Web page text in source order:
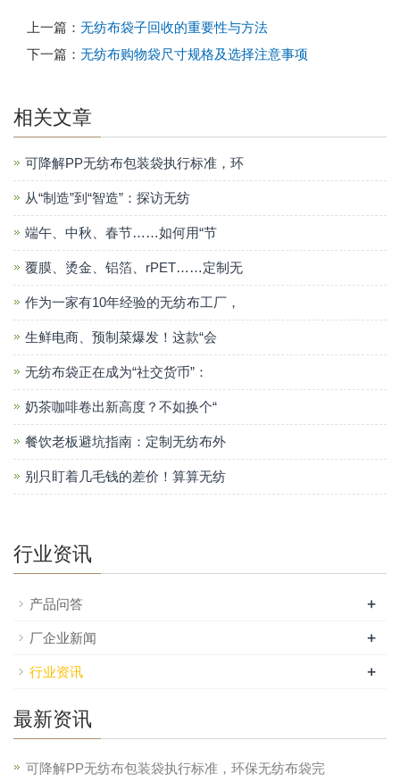
上一篇： 无纺布袋子回收的重要性与方法
下一篇： 无纺布购物袋尺寸规格及选择注意事项
相关文章
可降解PP无纺布包装袋执行标准，环
从“制造”到“智造”：探访无纺
端午、中秋、春节……如何用“节
覆膜、烫金、铝箔、rPET……定制无
作为一家有10年经验的无纺布工厂，
生鲜电商、预制菜爆发！这款“会
无纺布袋正在成为“社交货币”：
奶茶咖啡卷出新高度？不如换个“
餐饮老板避坑指南：定制无纺布外
别只盯着几毛钱的差价！算算无纺
行业资讯
产品问答 +
厂企业新闻 +
行业资讯 +
最新资讯
可降解PP无纺布包装袋执行标准，环保无纺布袋完